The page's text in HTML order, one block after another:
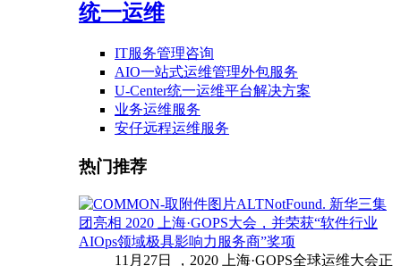
统一运维
IT服务管理咨询
AIO一站式运维管理外包服务
U-Center统一运维平台解决方案
业务运维服务
安仔远程运维服务
热门推荐
新华三集
团亮相 2020 上海·GOPS大会，并荣获“软件行业
AIOps领域极具影响力服务商”奖项
11月27日 ，2020 上海·GOPS全球运维大会正